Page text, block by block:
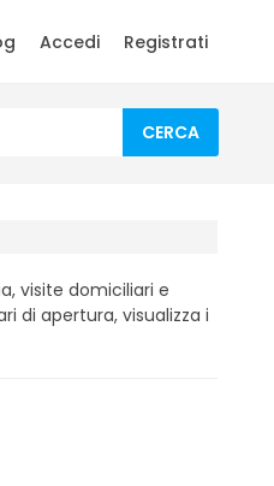
Accedi Registrati
CERCA
visite domiciliari e
di apertura, visualizza i